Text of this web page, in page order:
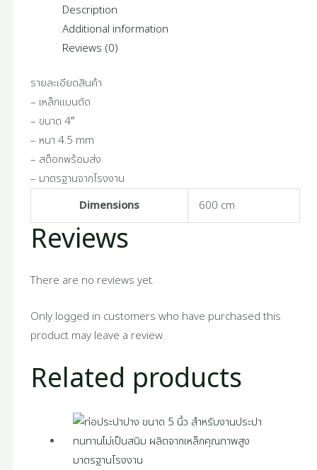
Description
Additional information
Reviews (0)
รายละเอียดสินค้า
– เหล็กแบนตัด
– ขนาด 4″
– หนา 4.5 mm
– สต็อกพร้อมส่ง
– มาตรฐานจากโรงงาน
Dimensions
600 cm
Reviews
There are no reviews yet.
Only logged in customers who have purchased this
product may leave a review.
Related products